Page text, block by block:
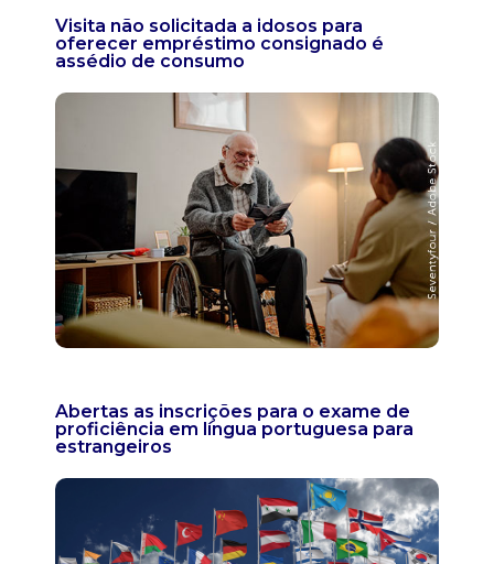
Visita não solicitada a idosos para
oferecer empréstimo consignado é
assédio de consumo
Abertas as inscrições para o exame de
proficiência em língua portuguesa para
estrangeiros